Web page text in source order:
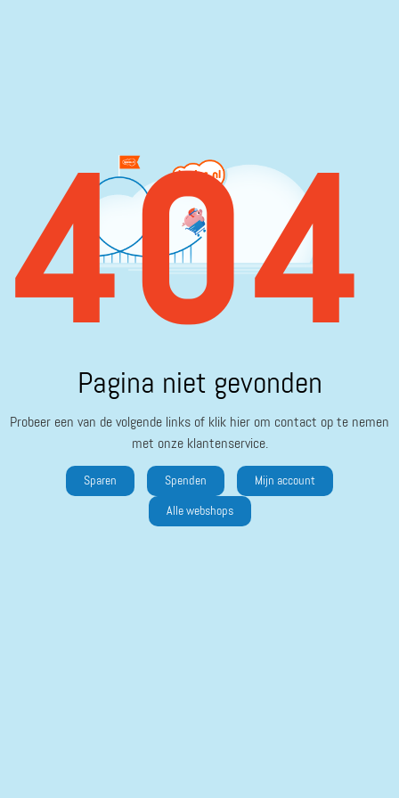
404
Pagina niet gevonden
Probeer een van de volgende links of klik hier om contact op te nemen
met onze klantenservice.
Sparen Spenden Mijn account
Alle webshops